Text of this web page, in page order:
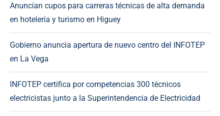
Anuncian cupos para carreras técnicas de alta demanda
en hotelería y turismo en Higuey
Gobierno anuncia apertura de nuevo centro del INFOTEP
en La Vega
INFOTEP certifica por competencias 300 técnicos
electricistas junto a la Superintendencia de Electricidad